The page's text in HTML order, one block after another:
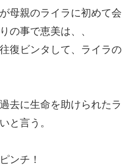
母親のライラに初めて会
の事で恵美は、、
復ビンタして、ライラの
去に生命を助けられたラ
と言う。
ンチ！